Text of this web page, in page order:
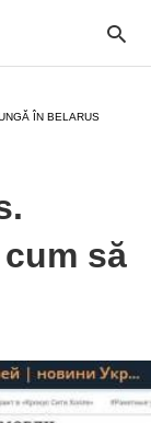
ÎN BELARUS
să